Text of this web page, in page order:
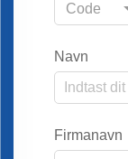
Code
Navn
Firmanavn